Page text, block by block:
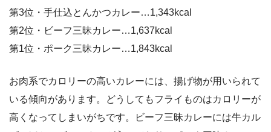
第3位・手仕込とんかつカレー…1,343kcal
第2位・ビーフ三昧カレー…1,637kcal
第1位・ポーク三昧カレー…1,843kcal
お肉系でカロリーの高いカレーには、揚げ物が用いられて
いる傾向があります。どうしてもフライものはカロリーが
高くなってしまいがちです。ビーフ三昧カレーには牛カル